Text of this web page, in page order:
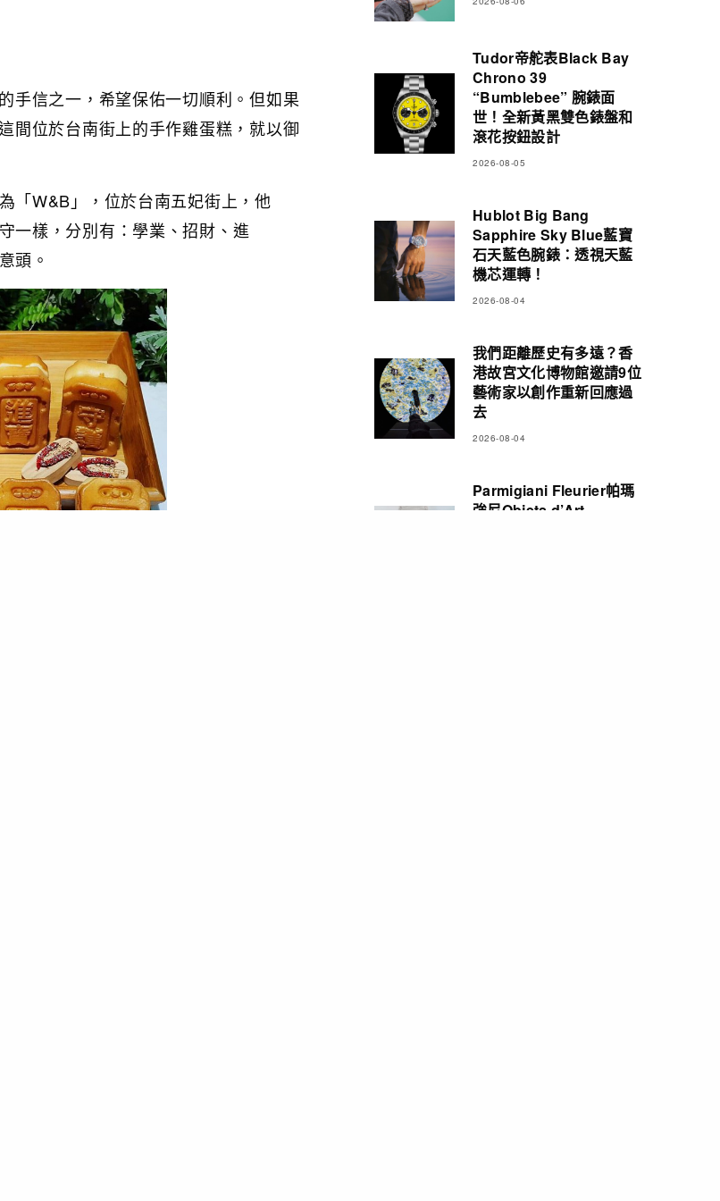
手信之一，希望保佑一切順利。但如果
間位於台南街上的手作雞蛋糕，就以御
「W&B」，位於台南五妃街上，他
一樣，分別有：學業、招財、進
頭。
Tudor帝舵表Black Bay
Chrono 39
“Bumblebee” 腕錶面
世！全新黃黑雙色錶盤和
滾花按鈕設計
2026-08-05
Hublot Big Bang
Sapphire Sky Blue藍寶
石天藍色腕錶：透視天藍
機芯運轉！
2026-08-04
我們距離歷史有多遠？香
港故宮文化博物館邀請9位
藝術家以創作重新回應過
去
2026-08-04
Parmigiani Fleurier帕瑪
強尼Objets d’Art